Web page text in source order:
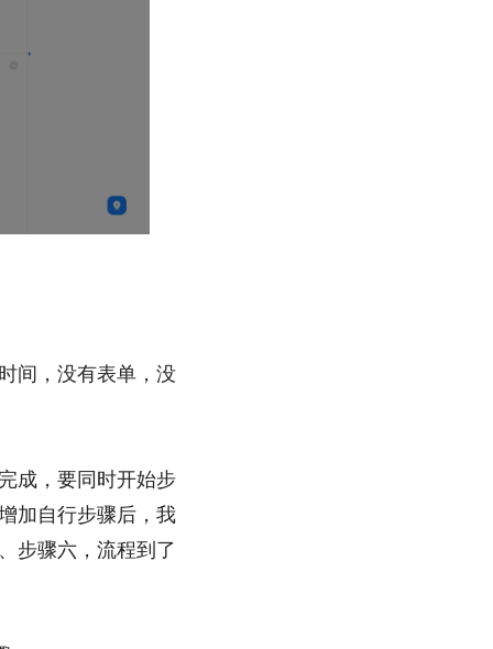
间，没有表单，没
成，要同时开始步
加自行步骤后，我
步骤六，流程到了